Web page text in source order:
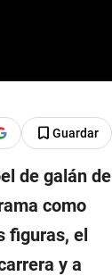
Guardar
de galán de
como
figuras, el
y a